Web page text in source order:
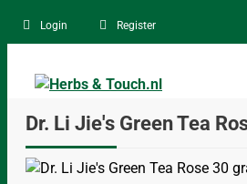
Login Register
Dr. Li Jie's Green Tea